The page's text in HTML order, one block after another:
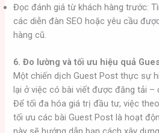
Đọc đánh giá từ khách hàng trước:
các diễn đàn SEO hoặc yêu cầu
hàng cũ.
6. Đo lường và tối ưu hiệu quả
Một chiến dịch Guest Post thực sự
lại ở việc có bài viết được đăng tải –
Để tối đa hóa giá trị đầu tư, việc
tối ưu các bài Guest Post là hoạt